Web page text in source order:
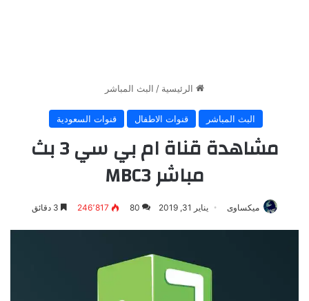
الرئيسية / البث المباشر
البث المباشر قنوات الاطفال قنوات السعودية
مشاهدة قناة ام بي سي 3 بث
مباشر MBC3
ميكساوى يناير 31, 2019 80 246٬817